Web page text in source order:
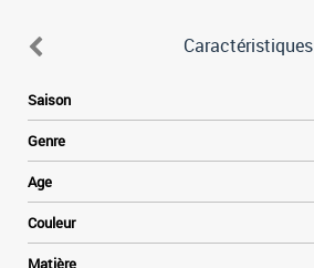
Caractéristiques
Saison
Genre
Age
Couleur
Matière